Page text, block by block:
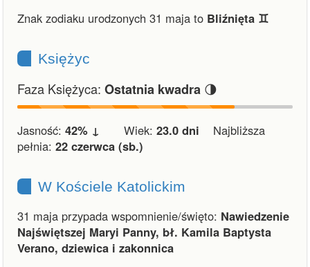
Znak zodiaku urodzonych 31 maja to Bliźnięta ♊︎
Księżyc
Faza Księżyca: Ostatnia kwadra 🌗
Jasność: 42% ↓ Wiek: 23.0 dni Najbliższa
pełnia: 22 czerwca (sb.)
W Kościele Katolickim
31 maja przypada wspomnienie/święto: Nawiedzenie
Najświętszej Maryi Panny, bł. Kamila Baptysta
Verano, dziewica i zakonnica